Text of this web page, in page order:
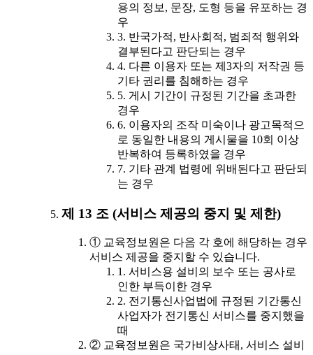
용의 정보, 문장, 도형 등을 유포하는 경
우
3. 반국가적, 반사회적, 범죄적 행위와
결부된다고 판단되는 경우
4. 다른 이용자 또는 제3자의 저작권 등
기타 권리를 침해하는 경우
5. 게시 기간이 규정된 기간을 초과한
경우
6. 이용자의 조작 미숙이나 광고목적으
로 동일한 내용의 게시물을 10회 이상
반복하여 등록하였을 경우
7. 기타 관계 법령에 위배된다고 판단되
는 경우
제 13 조 (서비스 제공의 중지 및 제한)
① 교육정보원은 다음 각 호에 해당하는 경우
서비스 제공을 중지할 수 있습니다.
1. 서비스용 설비의 보수 또는 공사로
인한 부득이한 경우
2. 전기통신사업법에 규정된 기간통신
사업자가 전기통신 서비스를 중지했을
때
② 교육정보원은 국가비상사태, 서비스 설비